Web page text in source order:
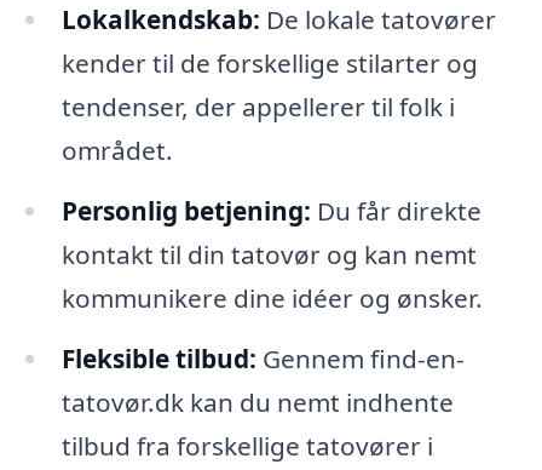
Lokalkendskab: De lokale tatovører
kender til de forskellige stilarter og
tendenser, der appellerer til folk i
området.
Personlig betjening: Du får direkte
kontakt til din tatovør og kan nemt
kommunikere dine idéer og ønsker.
Fleksible tilbud: Gennem find-en-
tatovør.dk kan du nemt indhente
tilbud fra forskellige tatovører i